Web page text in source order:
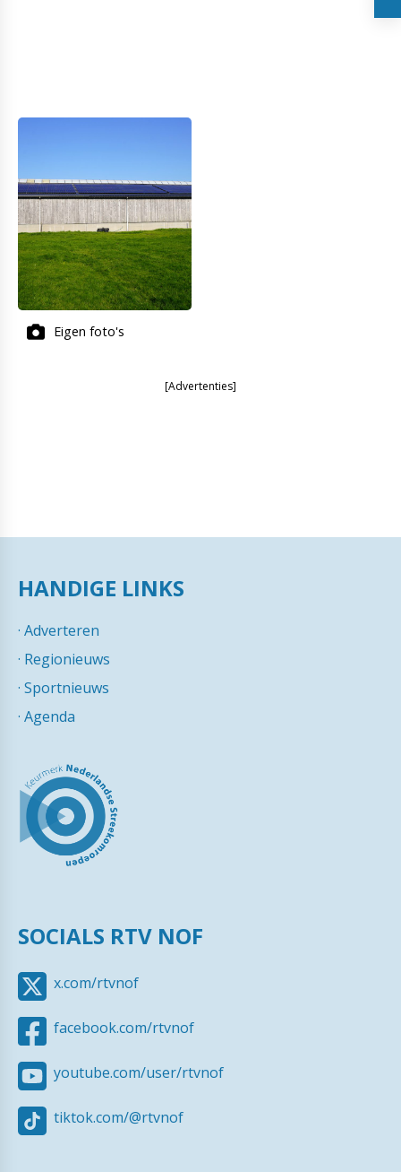
Eigen foto's
[Advertenties]
HANDIGE LINKS
· Adverteren
· Regionieuws
· Sportnieuws
· Agenda
SOCIALS RTV NOF
x.com/rtvnof
facebook.com/rtvnof
youtube.com/user/rtvnof
tiktok.com/@rtvnof